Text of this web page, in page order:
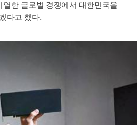
한 글로벌 경쟁에서 대한민국을
다고 했다.